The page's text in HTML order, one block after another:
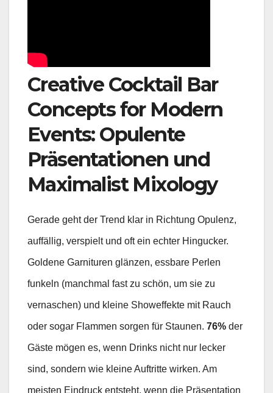
Creative Cocktail Bar
Concepts for Modern
Events: Opulente
Präsentationen und
Maximalist Mixology
Gerade geht der Trend klar in Richtung Opulenz,
auffällig, verspielt und oft ein echter Hingucker.
Goldene Garnituren glänzen, essbare Perlen
funkeln (manchmal fast zu schön, um sie zu
vernaschen) und kleine Showeffekte mit Rauch
oder sogar Flammen sorgen für Staunen. 76% der
Gäste mögen es, wenn Drinks nicht nur lecker
sind, sondern wie kleine Auftritte wirken. Am
meisten Eindruck entsteht, wenn die Präsentation